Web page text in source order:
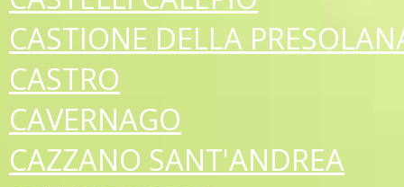
CASTIONE DELLA
CASTRO
CAVERNAGO
CAZZANO SANT'ANDREA